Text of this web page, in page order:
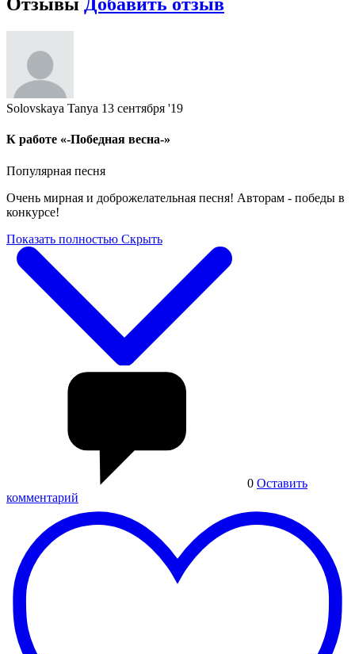
Solovskaya Tanya 13 сентября '19
К работе «-Победная весна-»
Популярная песня
Очень мирная и доброжелательная песня! Авторам - победы в
конкурсе!
Показать полностью Скрыть
0 Оставить
комментарий